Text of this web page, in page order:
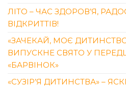
ЛІТО – ЧАС ЗДОРОВ’Я,
ВІДКРИТТІВ!
«ЗАЧЕКАЙ, МОЄ
ВИПУСКНЕ СВЯТО У
«БАРВІНОК»
«СУЗІР’Я ДИТИНСТВА» –